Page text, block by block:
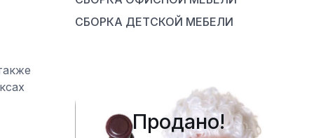
СБОРКА ДЕТСКОЙ МЕБЕЛИ
Продано!